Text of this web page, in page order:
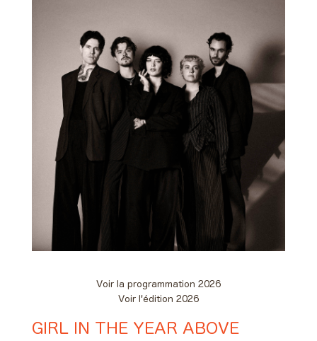
Voir la programmation 2026
Voir l'édition 2026
GIRL IN THE YEAR ABOVE